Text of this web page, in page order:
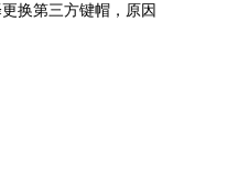
换第三方键帽，原因